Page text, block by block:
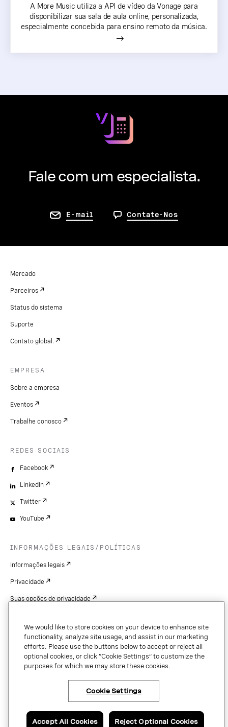
A More Music utiliza a API de vídeo da Vonage para
disponibilizar sua sala de aula online, personalizada,
especialmente concebida para ensino remoto da música.
Fale com um especialista.
E-mail Contate-Nos
Copyright © 2026 Vonage. All rights reserved. VONAGE®, the V logo (
®),
and other Vonage marks are registered trademarks of Vonage or its affiliates
Mercado
Parceiros
Status do sistema
Suporte
Contato global.
EMPRESA
Sobre a empresa
Eventos
Trabalhe conosco
REDES SOCIAIS
Facebook
LinkedIn
Twitter
YouTube
INFORMAÇÕES LEGAIS/POLÍTICAS
Informações legais
Privacidade
Suas opções de privacidade
Patentes
Copyright
Segurança e confiança
We would like to store cookies on your device to enhance site
functionality, analyze site usage, and assist in our marketing
efforts. Please use the buttons below to accept or reject all
optional cookies, or click “Cookie Settings” to customize the
purposes for which we may store these cookies.
Cookie Settings
Reject Optional Cookies
Accept All Cookies